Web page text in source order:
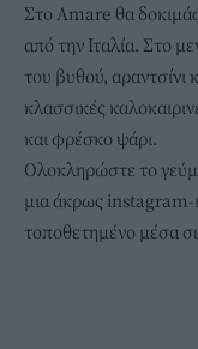
Στο Amare θα
από την Ιταλία. Στο
του βυθού, αραντσίνι
κλασσικές
και φρέσκο ψάρι.
Ολοκληρώστε το
μια άκρως instagram-
τοποθετημένο μέσα